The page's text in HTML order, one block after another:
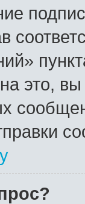
это,